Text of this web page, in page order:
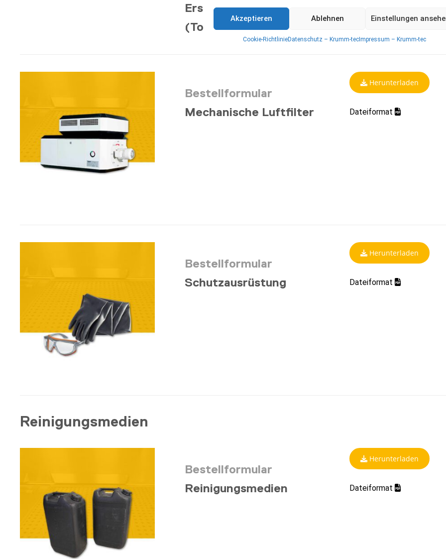
Akzeptieren Ablehnen Einstellungen
Cookie-RichtlinieDatenschutz – Krumm-tecImpressum – Krumm-tec
Ersatzteileliste RK 5
(Top 5) XL
Bestellformular
Mechanische Luftfilter
Herunterladen
Dateiformat
Bestellformular
Schutzausrüstung
Herunterladen
Dateiformat
Reinigungsmedien
Bestellformular
Reinigungsmedien
Herunterladen
Dateiformat